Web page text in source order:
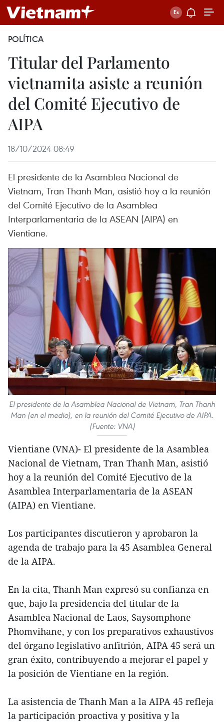
POLÍTICA
Titular del Parlamento
vietnamita asiste a reunión
del Comité Ejecutivo de
AIPA
18/10/2024 08:49
El presidente de la Asamblea Nacional de
Vietnam, Tran Thanh Man, asistió hoy a la reunión
del Comité Ejecutivo de la Asamblea
Interparlamentaria de la ASEAN (AIPA) en
Vientiane.
El presidente de la Asamblea Nacional de Vietnam, Tran Thanh
Man (en el medio), en la reunión del Comité Ejecutivo de AIPA.
(Fuente: VNA)
Vientiane (VNA)- El presidente de la Asamblea
Nacional de Vietnam, Tran Thanh Man, asistió
hoy a la reunión del Comité Ejecutivo de la
Asamblea Interparlamentaria de la ASEAN
(AIPA) en Vientiane.
Los participantes discutieron y aprobaron la
agenda de trabajo para la 45 Asamblea General
de la AIPA.
En la cita, Thanh Man expresó su confianza en
que, bajo la presidencia del titular de la
Asamblea Nacional de Laos, Saysomphone
Phomvihane, y con los preparativos exhaustivos
del órgano legislativo anfitrión, AIPA 45 será un
gran éxito, contribuyendo a mejorar el papel y
la posición de Vientiane en la región.
La asistencia de Thanh Man a la AIPA 45 refleja
la participación proactiva y positiva y la